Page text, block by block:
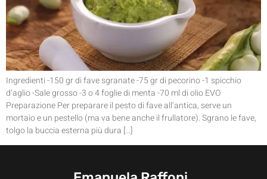
Ingredienti -150 gr di fave sgranate -75 gr di pecorino -1 spicchio
d’aglio -Sale grosso -3 o 4 foglie di menta -70 ml di olio EVO
Preparazione Per preparare il pesto di fave all’antica, serve un
mortaio e un pestello (ma va bene anche il frullatore). Sgrano le fave,
tolgo la buccia esterna più dura […]